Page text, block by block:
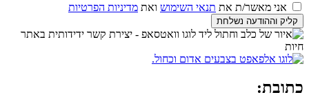
אני מאשר/ת את תנאי השימוש ואת מדיניות הפרטיות
קליק וההודעה נשלחת
כתובת: